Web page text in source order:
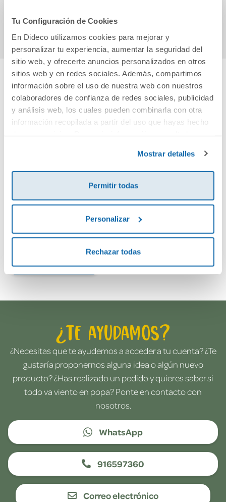
Tu Configuración de Cookies
En Dideco utilizamos cookies para mejorar y
personalizar tu experiencia, aumentar la seguridad del
sitio web, y ofrecerte anuncios personalizados en otros
sitios web y en redes sociales. Además, compartimos
información sobre el uso de nuestra web con nuestros
colaboradores de confianza de redes sociales, publicidad
y análisis web, los cuales pueden combinarla con otra
información recopilada a partir del uso que hayas hecho
Mostrar detalles
Permitir todas
Personalizar
Rechazar todas
Comprar
Cuéntanos tu opinión
¡Sé el primero en valorar este producto!
Debes iniciar sesión para poder valorarlo
Envía tu opinión
¿Te ayudamos?
¿Necesitas que te ayudemos a acceder a tu cuenta? ¿Te
gustaría proponernos alguna idea o algún nuevo
producto? ¿Has realizado un pedido y quieres saber si
todo va viento en popa? Ponte en contacto con
nosotros.
WhatsApp
916597360
Correo electrónico